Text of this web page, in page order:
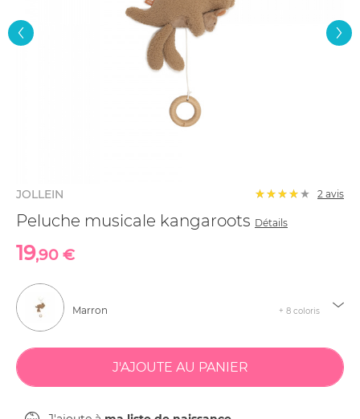
JOLLEIN 2 avis
Peluche musicale kangaroots Détails
19,90 €
Marron + 8 coloris